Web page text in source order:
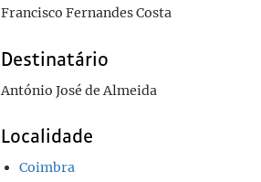
Francisco Fernandes Costa
Destinatário
António José de Almeida
Localidade
Coimbra